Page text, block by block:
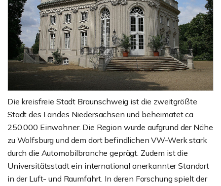
Die kreisfreie Stadt Braunschweig ist die zweitgrößte
Stadt des Landes Niedersachsen und beheimatet ca.
250.000 Einwohner. Die Region wurde aufgrund der Nähe
zu Wolfsburg und dem dort befindlichen VW-Werk stark
durch die Automobilbranche geprägt. Zudem ist die
Universitätsstadt ein international anerkannter Standort
in der Luft- und Raumfahrt. In deren Forschung spielt der